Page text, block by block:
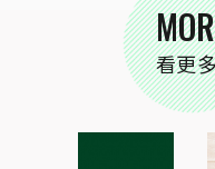
看更